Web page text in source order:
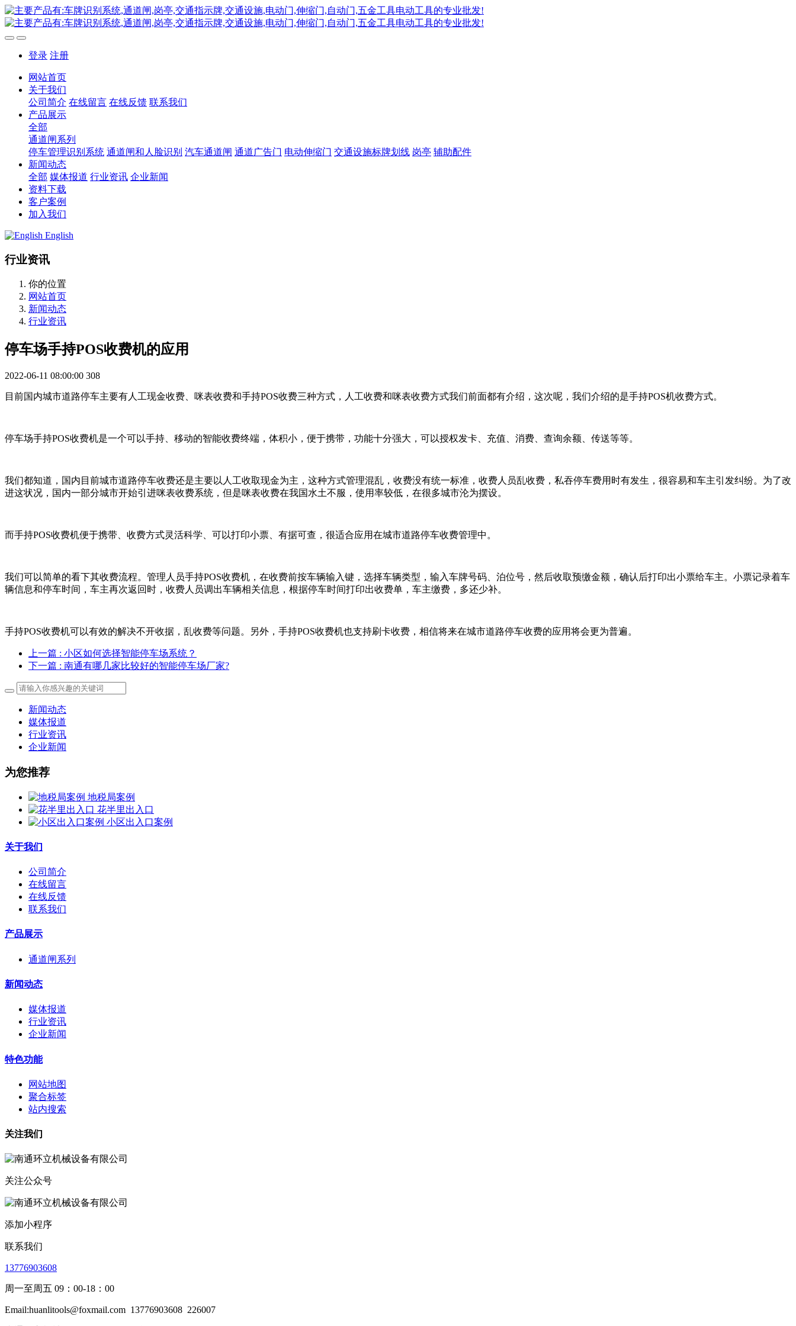
登录 注册
网站首页
关于我们
公司简介 在线留言 在线反馈 联系我们
产品展示
全部
通道闸系列
停车管理识别系统 通道闸和人脸识别 汽车通道闸 通道广告门 电动伸缩门 交通设施标牌划线 岗亭 辅助配件
新闻动态
全部 媒体报道 行业资讯 企业新闻
资料下载
客户案例
加入我们
English
行业资讯
你的位置
网站首页
新闻动态
行业资讯
停车场手持POS收费机的应用
2022-06-11 08:00:00 308
目前国内城市道路停车主要有人工现金收费、咪表收费和手持POS收费三种方式，人工收费和咪表收费方式我们前面都有介绍，这次呢，我们介绍的是手持POS机收费方式。
停车场手持POS收费机是一个可以手持、移动的智能收费终端，体积小，便于携带，功能十分强大，可以授权发卡、充值、消费、查询余额、传送等等。
我们都知道，国内目前城市道路停车收费还是主要以人工收取现金为主，这种方式管理混乱，收费没有统一标准，收费人员乱收费，私吞停车费用时有发生，很容易和车主引发纠纷。为了改
进这状况，国内一部分城市开始引进咪表收费系统，但是咪表收费在我国水土不服，使用率较低，在很多城市沦为摆设。
而手持POS收费机便于携带、收费方式灵活科学、可以打印小票、有据可查，很适合应用在城市道路停车收费管理中。
我们可以简单的看下其收费流程。管理人员手持POS收费机，在收费前按车辆输入键，选择车辆类型，输入车牌号码、泊位号，然后收取预缴金额，确认后打印出小票给车主。小票记录着车
辆信息和停车时间，车主再次返回时，收费人员调出车辆相关信息，根据停车时间打印出收费单，车主缴费，多还少补。
手持POS收费机可以有效的解决不开收据，乱收费等问题。另外，手持POS收费机也支持刷卡收费，相信将来在城市道路停车收费的应用将会更为普遍。
上一篇 : 小区如何选择智能停车场系统？
下一篇 : 南通有哪几家比较好的智能停车场厂家?
新闻动态
媒体报道
行业资讯
企业新闻
为您推荐
地税局案例
花半里出入口
小区出入口案例
关于我们
公司简介
在线留言
在线反馈
联系我们
产品展示
通道闸系列
新闻动态
媒体报道
行业资讯
企业新闻
特色功能
网站地图
聚合标签
站内搜索
关注我们
关注公众号
添加小程序
联系我们
13776903608
周一至周五 09：00-18：00
Email:huanlitools@foxmail.com 13776903608 226007